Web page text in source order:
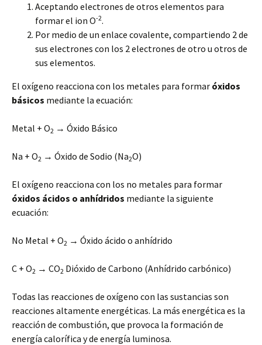
Aceptando electrones de otros elementos para
formar el ion O-2.
Por medio de un enlace covalente, compartiendo 2 de
sus electrones con los 2 electrones de otro u otros de
sus elementos.
El oxígeno reacciona con los metales para formar óxidos
básicos mediante la ecuación:
Metal + O2 → Óxido Básico
Na + O2 → Óxido de Sodio (Na2O)
El oxígeno reacciona con los no metales para formar
óxidos ácidos o anhídridos mediante la siguiente
ecuación:
No Metal + O2 → Óxido ácido o anhídrido
C + O2 → CO2 Dióxido de Carbono (Anhídrido carbónico)
Todas las reacciones de oxígeno con las sustancias son
reacciones altamente energéticas. La más energética es la
reacción de combustión, que provoca la formación de
energía calorífica y de energía luminosa.